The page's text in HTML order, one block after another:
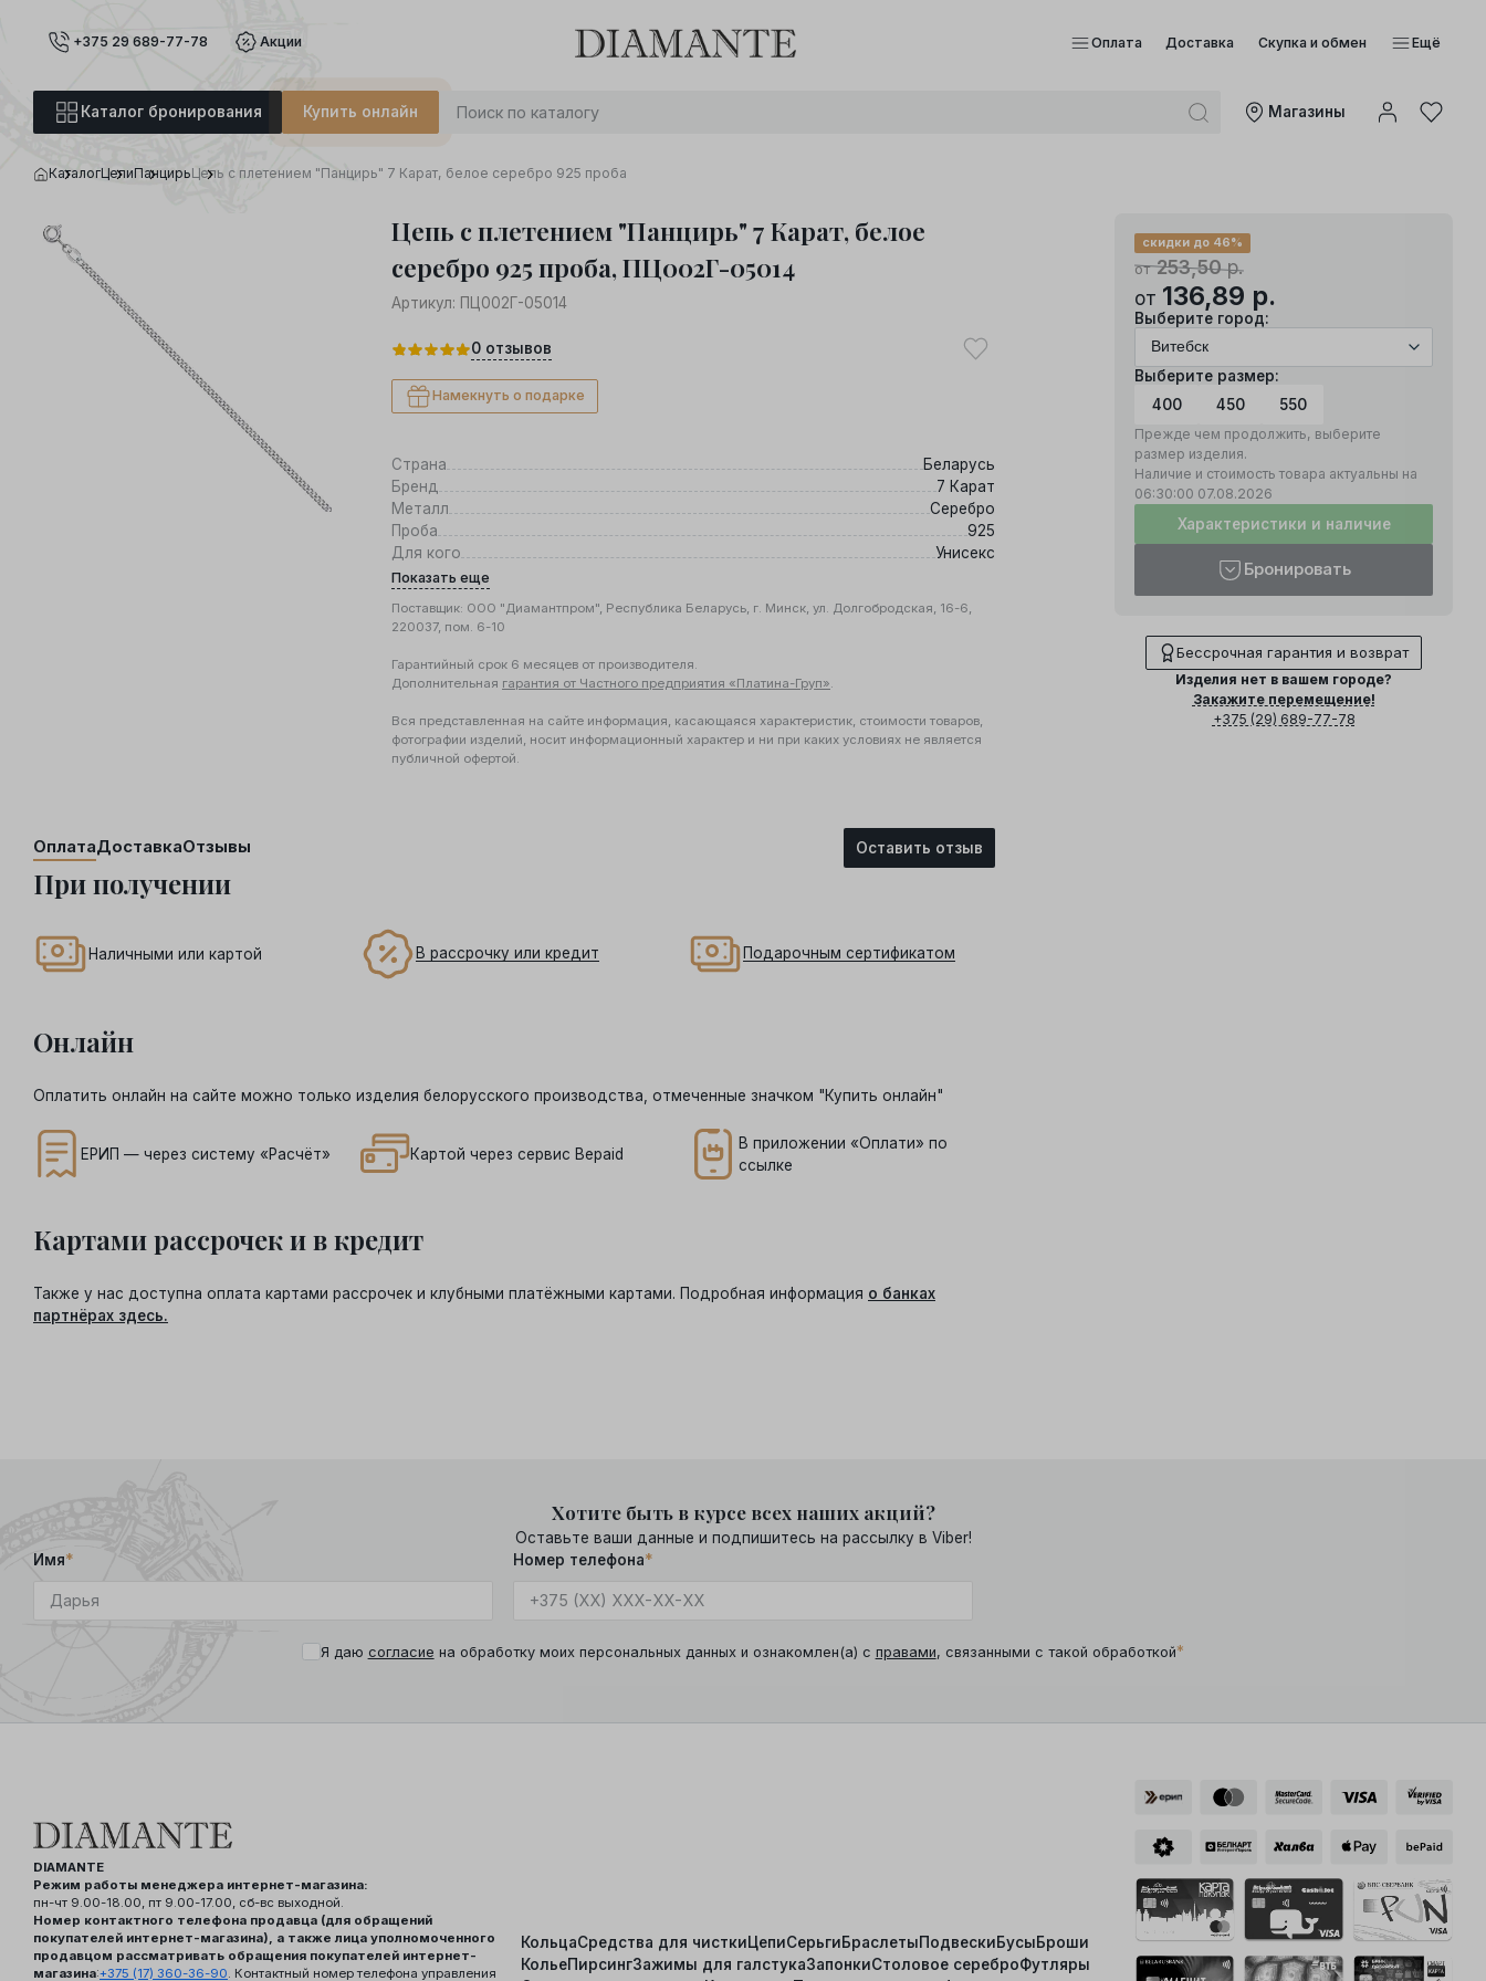
+375 29 689-77-78 Акции Оплата Доставка Скупка и обмен Ещё
Каталог бронирования Купить онлайн Mагазины
0 : 0 0
КаталогЦепиПанцирьЦепь с плетением "Панцирь" 7 Карат, белое серебро 925 проба
Цепь с плетением "Панцирь" 7 Карат, белое
серебро 925 проба, ПЦ002Г-05014
Артикул: ПЦ002Г-05014
0 отзывов
Намекнуть о подарке
от253,50р.
скидки до 46%
от 136,89 р.
Выберите город:
Выберите размер:
400
450 550
Прежде чем продолжить, выберите
размер изделия.
Наличие и стоимость товара актуальны на
06:30:00 07.08.2026
Характеристики и наличие
Бронировать
Бессрочная гарантия и возврат
Изделия нет в вашем городе?
Закажите перемещение!
+375 (29) 689-77-78
Страна
Беларусь
Бренд
7 Карат
Металл
Серебро
Проба
925
Для кого
Унисекс
Показать еще
Поставщик: ООО "Диамантпром", Республика Беларусь, г. Минск, ул. Долгобродская, 16-6,
220037, пом. 6-10
Гарантийный срок 6 месяцев от производителя.
Дополнительная гарантия от Частного предприятия «Платина-Груп».
Вся представленная на сайте информация, касающаяся характеристик, стоимости товаров,
фотографии изделий, носит информационный характер и ни при каких условиях не является
публичной офертой.
Оплата
При получении
Наличными или картой В рассрочку или кредит Подарочным сертификатом
Онлайн
Оплатить онлайн на сайте можно только изделия белорусского производства, отмеченные значком "Купить онлайн"
ЕРИП — через систему «Расчёт» Картой через сервис Bepaid
В приложении «Оплати» по
ссылке
Картами рассрочек и в кредит
Также у нас доступна оплата картами рассрочек и клубными платёжными картами. Подробная информация о банках
партнёрах здесь.
ДоставкаОтзывы Оставить отзыв
Хотите быть в курсе всех наших акций?
Оставьте ваши данные и подпишитесь на рассылку в Viber!
Имя* Номер телефона*
Я даю согласие на обработку моих персональных данных и ознакомлен(а) с правами, связанными с такой обработкой*
DIAMANTE
Режим работы менеджера интернет-магазина:
пн-чт 9.00-18.00, пт 9.00-17.00, сб-вс выходной.
Номер контактного телефона продавца (для обращений
покупателей интернет-магазина), а также лица уполномоченного
продавцом рассматривать обращения покупателей интернет-
магазина:+375 (17) 360-36-90 . Контактный номер телефона управления
КольцаСредства для чисткиЦепиСерьгиБраслетыПодвескиБусыБроши
КольеПирсингЗажимы для галстукаЗапонкиСтоловое сереброФутляры